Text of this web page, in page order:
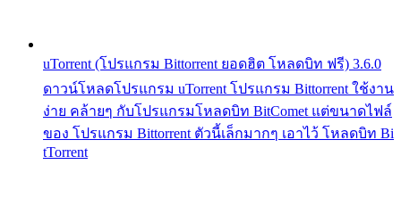
uTorrent (โปรแกรม Bittorrent ยอดฮิต โหลดบิท ฟรี) 3.6.0
ดาวน์โหลดโปรแกรม uTorrent โปรแกรม Bittorrent ใช้งาน
ง่าย คล้ายๆ กับโปรแกรมโหลดบิท BitComet แต่ขนาดไฟล์
ของ โปรแกรม Bittorrent ตัวนี้เล็กมากๆ เอาไว้ โหลดบิท Bi
tTorrent